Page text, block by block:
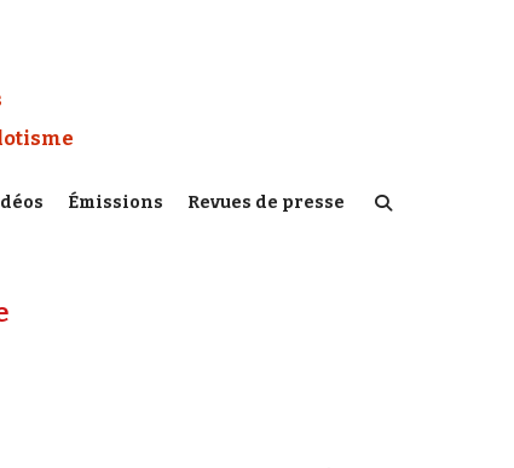
Watch :
Émissions Revues de presse